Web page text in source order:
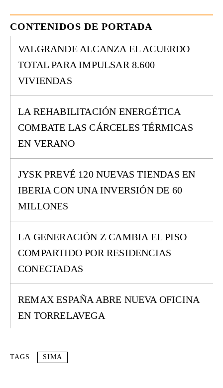
CONTENIDOS DE PORTADA
VALGRANDE ALCANZA EL ACUERDO
TOTAL PARA IMPULSAR 8.600
VIVIENDAS
LA REHABILITACIÓN ENERGÉTICA
COMBATE LAS CÁRCELES TÉRMICAS
EN VERANO
JYSK PREVÉ 120 NUEVAS TIENDAS EN
IBERIA CON UNA INVERSIÓN DE 60
MILLONES
LA GENERACIÓN Z CAMBIA EL PISO
COMPARTIDO POR RESIDENCIAS
CONECTADAS
REMAX ESPAÑA ABRE NUEVA OFICINA
EN TORRELAVEGA
TAGS SIMA